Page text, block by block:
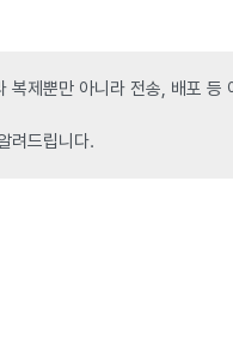
제뿐만 아니라 전송, 배포 등
려드립니다.